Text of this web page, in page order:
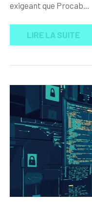
exigeant que Procab…
LIRE LA SUITE